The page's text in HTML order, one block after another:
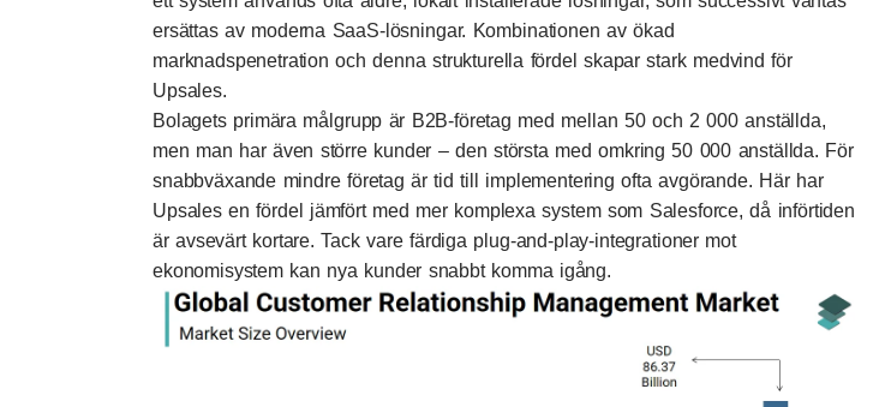
ersättas av moderna SaaS-lösningar. Kombinationen av ökad
marknadspenetration och denna strukturella fördel skapar stark medvind för
Upsales.
Bolagets primära målgrupp är B2B-företag med mellan 50 och 2 000 anställda,
men man har även större kunder – den största med omkring 50 000 anställda. För
snabbväxande mindre företag är tid till implementering ofta avgörande. Här har
Upsales en fördel jämfört med mer komplexa system som Salesforce, då införtiden
är avsevärt kortare. Tack vare färdiga plug-and-play-integrationer mot
ekonomisystem kan nya kunder snabbt komma igång.